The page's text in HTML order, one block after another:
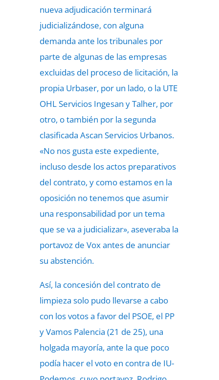
nueva adjudicación terminará
judicializándose, con alguna
demanda ante los tribunales por
parte de algunas de las empresas
excluidas del proceso de licitación, la
propia Urbaser, por un lado, o la UTE
OHL Servicios Ingesan y Talher, por
otro, o también por la segunda
clasificada Ascan Servicios Urbanos.
«No nos gusta este expediente,
incluso desde los actos preparativos
del contrato, y como estamos en la
oposición no tenemos que asumir
una responsabilidad por un tema
que se va a judicializar», aseveraba la
portavoz de Vox antes de anunciar
su abstención.
Así, la concesión del contrato de
limpieza solo pudo llevarse a cabo
con los votos a favor del PSOE, el PP
y Vamos Palencia (21 de 25), una
holgada mayoría, ante la que poco
podía hacer el voto en contra de IU-